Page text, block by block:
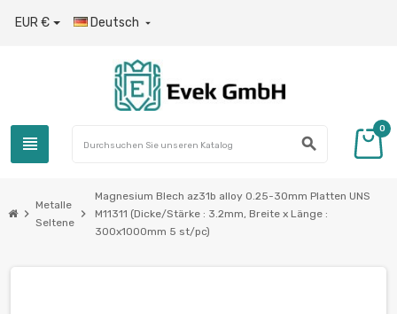
EUR € Deutsch 
view_headline search
0
chevron_right
Metalle
Seltene
chevron_right
Magnesium Blech az31b alloy 0.25-30mm Platten UNS
M11311 (Dicke/Stärke : 3.2mm, Breite x Länge :
300x1000mm 5 st/pc)